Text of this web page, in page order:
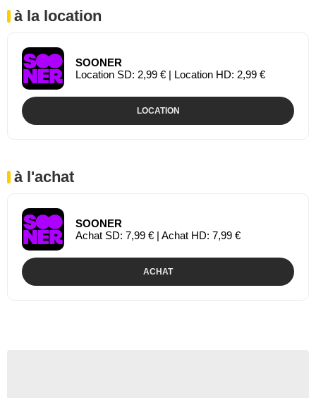
à la location
SOONER
Location SD: 2,99 € | Location HD: 2,99 €
LOCATION
à l'achat
SOONER
Achat SD: 7,99 € | Achat HD: 7,99 €
ACHAT